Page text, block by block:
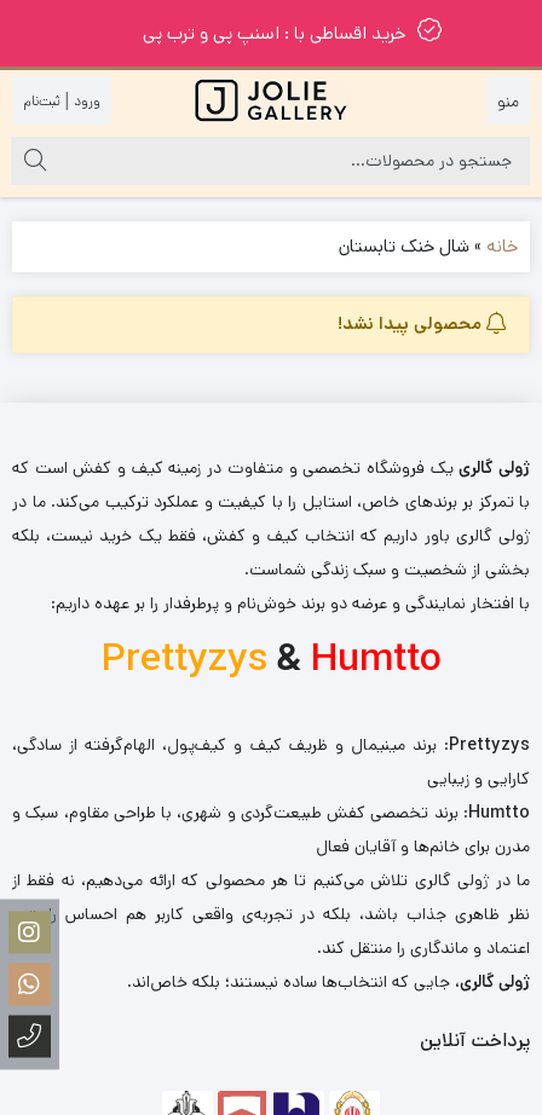
خرید اقساطی با : اسنپ پی و ترب پی
|
خانه »شال خنک تابستان
محصولی پیدا نشد!
ژولی گالرییک فروشگاه تخصصی و متفاوت در زمینه کیف و کفش است که
با تمرکز بر برندهای خاص، استایل را با کیفیت و عملکرد ترکیب می‌کند. ما در
ژولی گالری باور داریم که انتخاب کیف و کفش، فقط یک خرید نیست، بلکه
بخشی از شخصیت و سبک زندگی شماست.
با افتخار نمایندگی و عرضه دو برند خوش‌نام و پرطرفدار را بر عهده داریم:
Prettyzys& Humtto
Prettyzys: برند مینیمال و ظریف کیف و کیف‌پول، الهام‌گرفته از سادگی،
کارایی و زیبایی
Humtto: برند تخصصی کفش طبیعت‌گردی و شهری، با طراحی مقاوم، سبک و
مدرن برای خانم‌ها و آقایان فعال
ما در ژولی گالری تلاش می‌کنیم تا هر محصولی که ارائه می‌دهیم، نه فقط از
نظر ظاهری جذاب باشد، بلکه در تجربه‌ی واقعی کاربر هم احساس راحتی،
اعتماد و ماندگاری را منتقل کند.
ژولی گالری، جایی که انتخاب‌ها ساده نیستند؛ بلکه خاص‌اند.
پرداخت آنلاین